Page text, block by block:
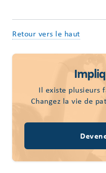
Retour vers le haut
Il existe plusieurs
Changez la vie de